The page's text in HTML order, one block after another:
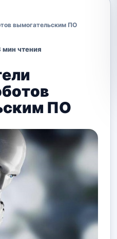
вымогательским ПО
мин чтения
ПО